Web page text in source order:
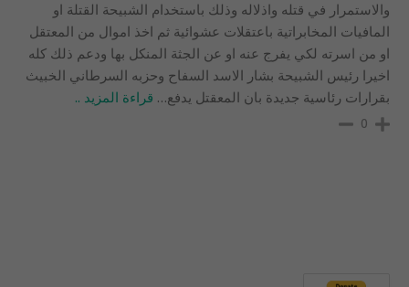
والاستمرار في قتله واذلاله وذلك باستخدام الشبيحة القتلة او
المافيات المخابراتية باعتقلات عشوائية ثم اخذ اموال من المعتقل
او من اسرته لكي يفرج عنه او عن الجثة المنكل بها ودعم ذلك كله
اخيرا رئيس الشبيحة بشار الاسد السفاح وحزبه السرطاني الخبيث
بقرارات رئاسية جديدة بان المعقتل يدفع… قراءة المزيد ..
0